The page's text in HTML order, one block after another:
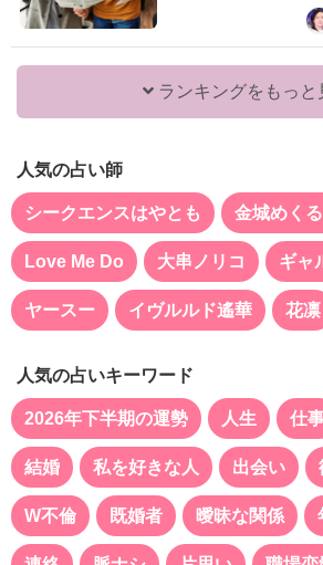
ランキングをもっと
人気の占い師
シークエンスはやとも 金城めく
Love Me Do 大串ノリコ ギャ
ヤースー イヴルルド遙華 花凛
人気の占いキーワード
2026年下半期の運勢 人生 仕
結婚 私を好きな人 出会い
W不倫 既婚者 曖昧な関係